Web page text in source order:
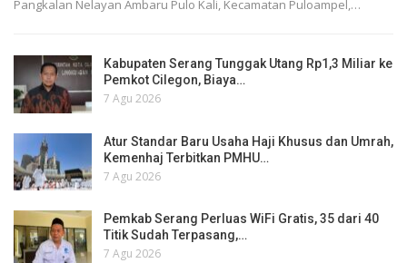
Pangkalan Nelayan Ambaru Pulo Kali, Kecamatan Puloampel,…
Kabupaten Serang Tunggak Utang Rp1,3 Miliar ke
Pemkot Cilegon, Biaya…
7 Agu 2026
Atur Standar Baru Usaha Haji Khusus dan Umrah,
Kemenhaj Terbitkan PMHU…
7 Agu 2026
Pemkab Serang Perluas WiFi Gratis, 35 dari 40
Titik Sudah Terpasang,…
7 Agu 2026